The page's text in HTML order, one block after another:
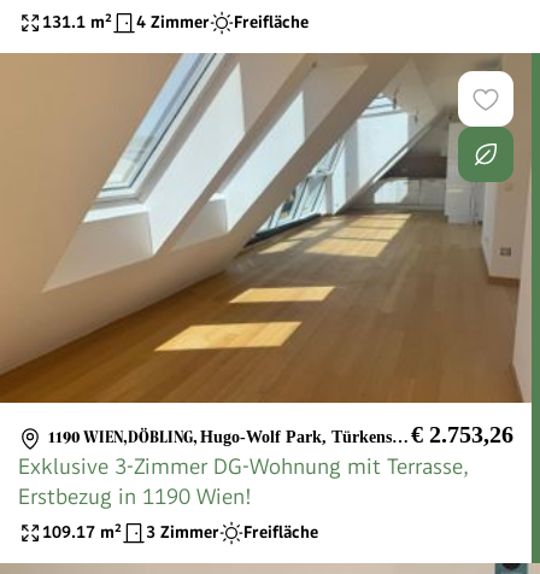
131.1 m² 4 Zimmer Freifläche
1190 WIEN,DÖBLING, Hugo-Wolf Park, Türkenschanzpark € 2.753,26
Exklusive 3-Zimmer DG-Wohnung mit Terrasse,
Erstbezug in 1190 Wien!
109.17 m² 3 Zimmer Freifläche